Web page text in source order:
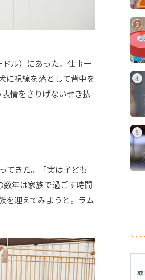
ル）にあった。仕事一
に視線を落として背中を
情をさりげないせき払
てきた。「実は子ども
年は家族で過ごす時間
を迎えてみようと。ラム
3
4
5